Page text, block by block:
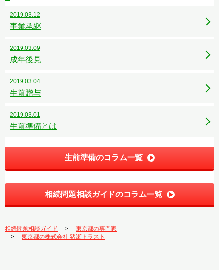
2019.03.12
事業承継
2019.03.09
成年後見
2019.03.04
生前贈与
2019.03.01
生前準備とは
生前準備のコラム一覧
相続問題相談ガイドのコラム一覧
相続問題相談ガイド
東京都の専門家
東京都の株式会社 猪瀬トラスト